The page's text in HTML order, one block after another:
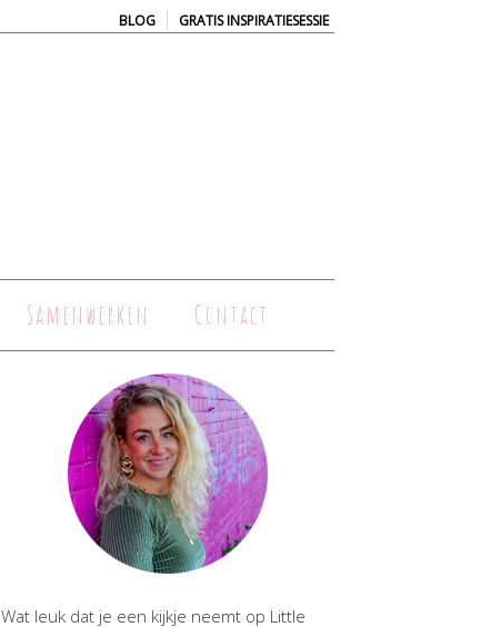
BLOG | GRATIS INSPIRATIESESSIE
Samenwerken Contact
Wat leuk dat je een kijkje neemt op Little